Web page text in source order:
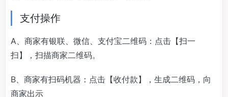
支付操作
A、商家有银联、微信、支付宝二维码：点击【扫一
扫】，扫描商家二维码。
B、商家有扫码机器：点击【收付款】，生成二维码，向
商家出示